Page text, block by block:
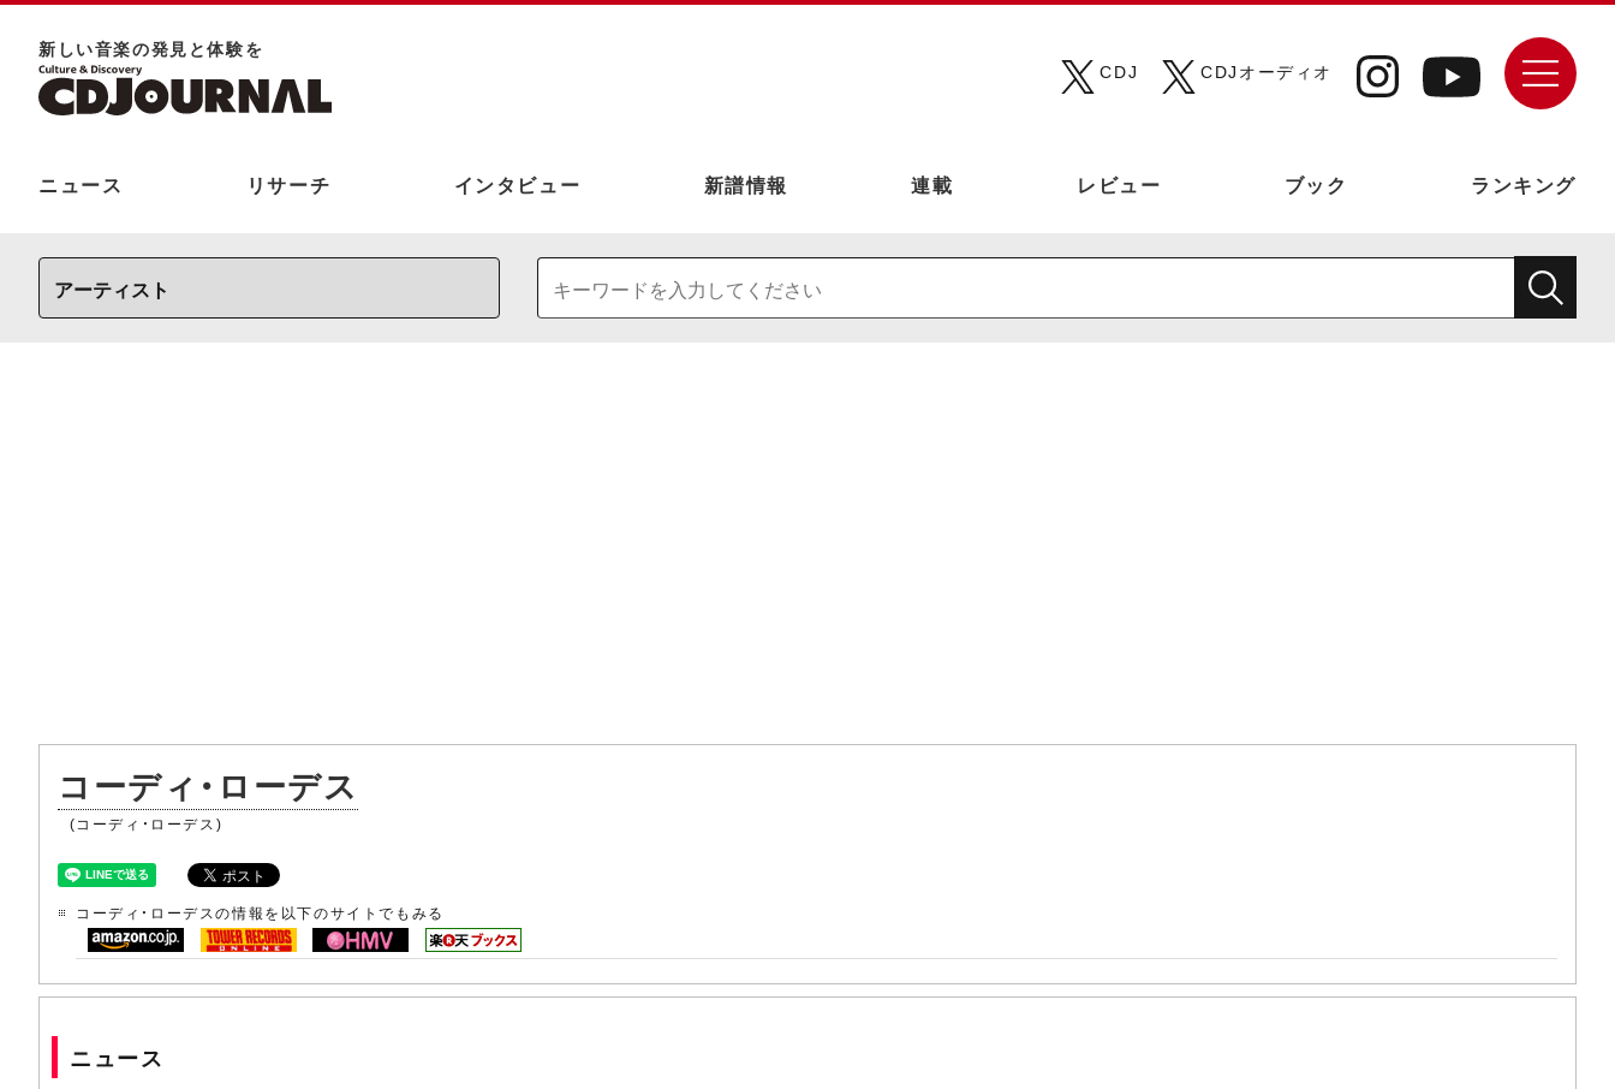
新しい⾳楽の発⾒と体験を
CDJ
CDJオーディオ
ニュース リサーチ インタビュー 新譜情報 連載 レビュー ブック ランキング
コーディ・ローデス
(コーディ・ローデス)
コーディ・ローデスの情報を以下のサイトでもみる
ニュース